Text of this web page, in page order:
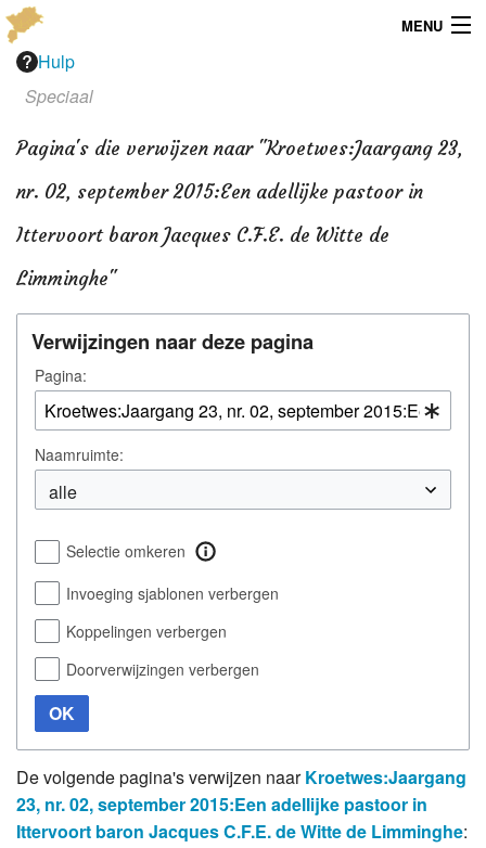
MENU
Menu
Locaties
Kaarten
Verenigingsinfo
Hulp
Speciaal
Pagina's die verwijzen naar "Kroetwes:Jaargang 23,
nr. 02, september 2015:Een adellijke pastoor in
Ittervoort baron Jacques C.F.E. de Witte de
Limminghe"
Verwijzingen naar deze pagina
Pagina:
Naamruimte:
Selectie omkeren
Invoeging sjablonen verbergen
Koppelingen verbergen
Doorverwijzingen verbergen
OK
De volgende pagina's verwijzen naarKroetwes:Jaargang
23, nr. 02, september 2015:Een adellijke pastoor in
Ittervoort baron Jacques C.F.E. de Witte de Limminghe: